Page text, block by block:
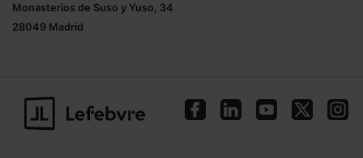
Monasterios de Suso y Yuso, 34
28049 Madrid